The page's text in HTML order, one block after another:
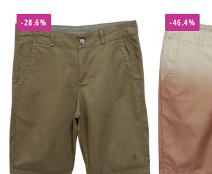
-28.6% -46.4%